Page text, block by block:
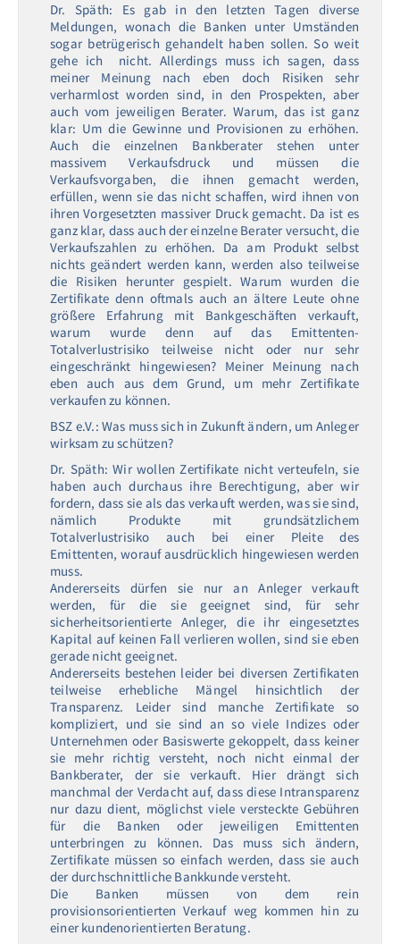
Dr. Späth: Es gab in den letzten Tagen diverse
Meldungen, wonach die Banken unter Umständen
sogar betrügerisch gehandelt haben sollen. So weit
gehe ich nicht. Allerdings muss ich sagen, dass
meiner Meinung nach eben doch Risiken sehr
verharmlost worden sind, in den Prospekten, aber
auch vom jeweiligen Berater. Warum, das ist ganz
klar: Um die Gewinne und Provisionen zu erhöhen.
Auch die einzelnen Bankberater stehen unter
massivem Verkaufsdruck und müssen die
Verkaufsvorgaben, die ihnen gemacht werden,
erfüllen, wenn sie das nicht schaffen, wird ihnen von
ihren Vorgesetzten massiver Druck gemacht. Da ist es
ganz klar, dass auch der einzelne Berater versucht, die
Verkaufszahlen zu erhöhen. Da am Produkt selbst
nichts geändert werden kann, werden also teilweise
die Risiken herunter gespielt. Warum wurden die
Zertifikate denn oftmals auch an ältere Leute ohne
größere Erfahrung mit Bankgeschäften verkauft,
warum wurde denn auf das Emittenten-
Totalverlustrisiko teilweise nicht oder nur sehr
eingeschränkt hingewiesen? Meiner Meinung nach
eben auch aus dem Grund, um mehr Zertifikate
verkaufen zu können.
BSZ e.V.: Was muss sich in Zukunft ändern, um Anleger
wirksam zu schützen?
Dr. Späth: Wir wollen Zertifikate nicht verteufeln, sie
haben auch durchaus ihre Berechtigung, aber wir
fordern, dass sie als das verkauft werden, was sie sind,
nämlich Produkte mit grundsätzlichem
Totalverlustrisiko auch bei einer Pleite des
Emittenten, worauf ausdrücklich hingewiesen werden
muss.
Andererseits dürfen sie nur an Anleger verkauft
werden, für die sie geeignet sind, für sehr
sicherheitsorientierte Anleger, die ihr eingesetztes
Kapital auf keinen Fall verlieren wollen, sind sie eben
gerade nicht geeignet.
Andererseits bestehen leider bei diversen Zertifikaten
teilweise erhebliche Mängel hinsichtlich der
Transparenz. Leider sind manche Zertifikate so
kompliziert, und sie sind an so viele Indizes oder
Unternehmen oder Basiswerte gekoppelt, dass keiner
sie mehr richtig versteht, noch nicht einmal der
Bankberater, der sie verkauft. Hier drängt sich
manchmal der Verdacht auf, dass diese Intransparenz
nur dazu dient, möglichst viele versteckte Gebühren
für die Banken oder jeweiligen Emittenten
unterbringen zu können. Das muss sich ändern,
Zertifikate müssen so einfach werden, dass sie auch
der durchschnittliche Bankkunde versteht.
Die Banken müssen von dem rein
provisionsorientierten Verkauf weg kommen hin zu
einer kundenorientierten Beratung.